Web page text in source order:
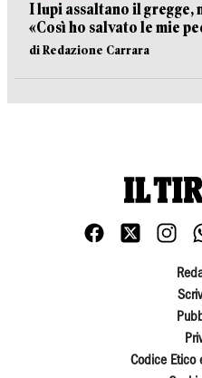
I lupi assaltano il gregge,
«Così ho salvato le mie
di Redazione Carrara
Codice Etico